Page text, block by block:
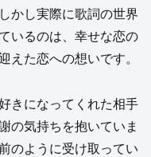
かし実際に歌詞の世界
いるのは、幸せな恋の
えた恋への想いです。
きになってくれた相手
の気持ちを抱いていま
のように受け取ってい